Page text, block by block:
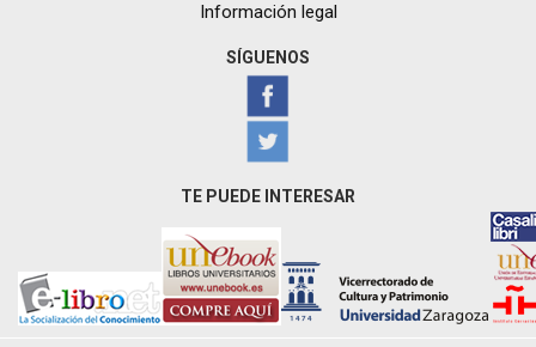
Información legal
SÍGUENOS
TE PUEDE INTERESAR